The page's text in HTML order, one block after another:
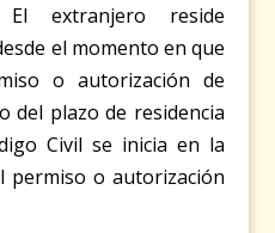
extranjero reside
el momento en que
o autorización de
del plazo de residencia
Civil se inicia en la
permiso o autorización